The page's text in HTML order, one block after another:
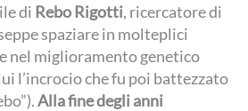
di Rebo Rigotti, ricercatore di
spaziare in molteplici
nel miglioramento genetico
l’incrocio che fu poi battezzato
Alla fine degli anni